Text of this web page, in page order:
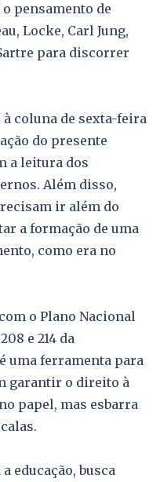
pensamento de
Locke, Carl Jung,
para discorrer
coluna de sexta-feira
do presente
a leitura dos
Além disso,
ir além do
a formação de uma
como era no
o Plano Nacional
e 214 da
uma ferramenta para
garantir o direito à
papel, mas esbarra
educação, busca